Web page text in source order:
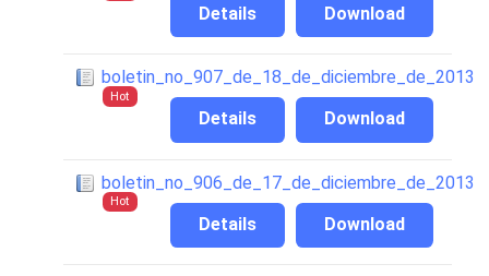
Download
Details
boletin_no_907_de_18_de_diciembre_de_2013
Hot
Download
Details
boletin_no_906_de_17_de_diciembre_de_2013
Hot
Download
Details